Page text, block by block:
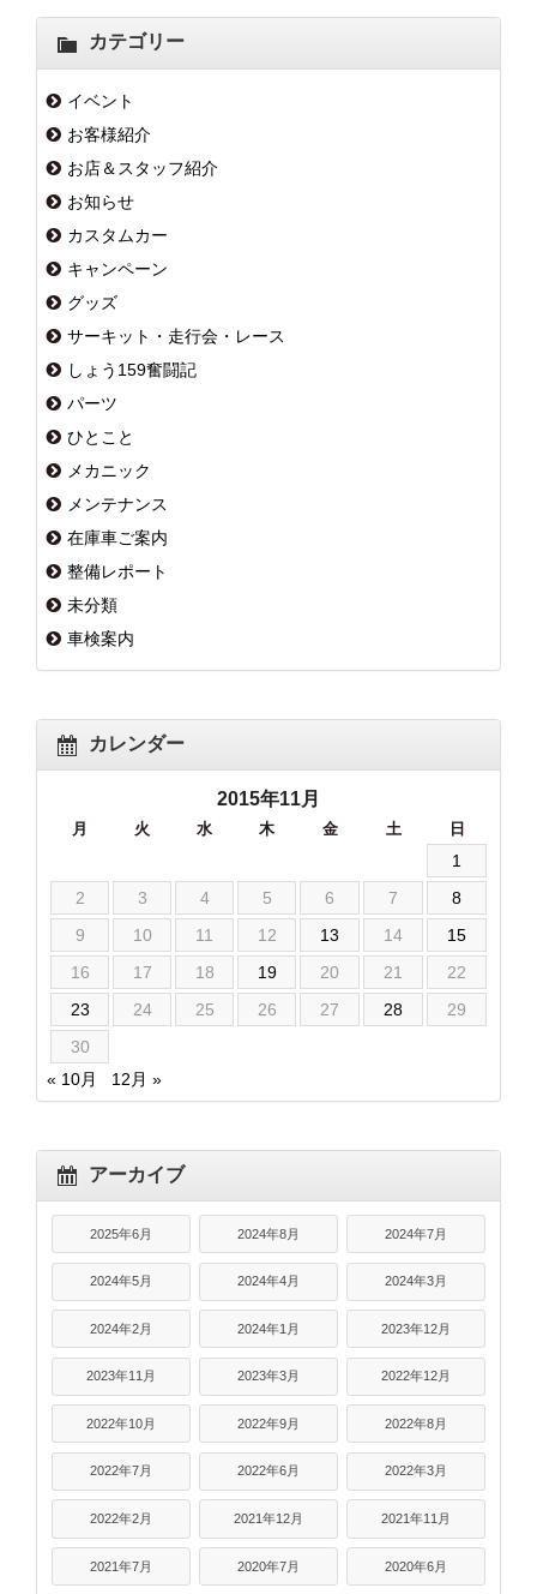
カテゴリー
イベント
お客様紹介
お店＆スタッフ紹介
お知らせ
カスタムカー
キャンペーン
グッズ
サーキット・走行会・レース
しょう159奮闘記
パーツ
ひとこと
メカニック
メンテナンス
在庫車ご案内
整備レポート
未分類
車検案内
カレンダー
2015年11月
月 火 水 木 金 土 日
1
2
3 4 5 6 7
8
9
10 11 12 13 14
15
16
17 18 19 20 21
22
23
24 25 26 27 28
29
30
« 10月
12月 »
アーカイブ
2025年6月 2024年8月 2024年7月
2024年5月 2024年4月 2024年3月
2024年2月 2024年1月 2023年12月
2023年11月 2023年3月 2022年12月
2022年10月 2022年9月 2022年8月
2022年7月 2022年6月 2022年3月
2022年2月 2021年12月 2021年11月
2021年7月 2020年7月 2020年6月